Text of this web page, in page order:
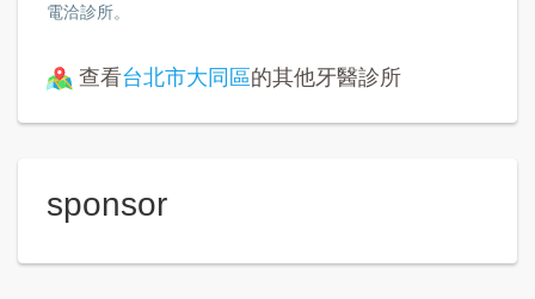
電洽診所。
查看台北市大同區的其他牙醫診所
sponsor